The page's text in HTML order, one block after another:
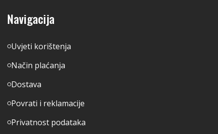
Navigacija
Uvjeti korištenja
Način plaćanja
Dostava
Povrati i reklamacije
Privatnost podataka